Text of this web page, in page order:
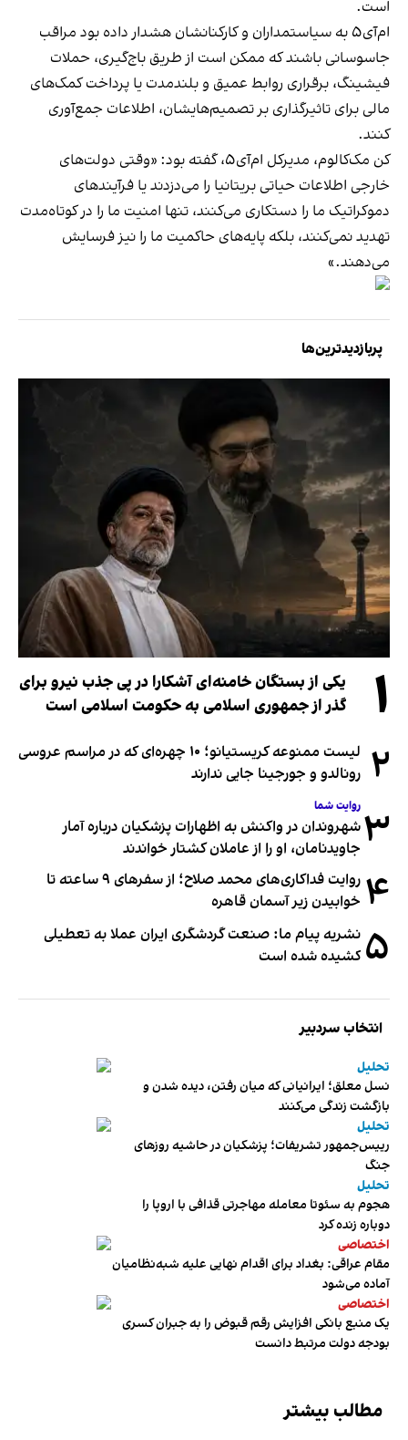
است.
ام‌آی‌۵ به سیاستمداران و کارکنانشان هشدار داده بود مراقب
جاسوسانی باشند که ممکن است از طریق باج‌گیری، حملات
فیشینگ، برقراری روابط عمیق و بلندمدت یا پرداخت کمک‌های
مالی برای تاثیرگذاری بر تصمیم‌هایشان، اطلاعات جمع‌آوری
کنند.
کن مک‌کالوم، مدیرکل ام‌آی‌۵، گفته بود: «وقتی دولت‌های
خارجی اطلاعات حیاتی بریتانیا را می‌دزدند یا فرآیندهای
دموکراتیک ما را دستکاری می‌کنند، تنها امنیت ما را در کوتاه‌مدت
تهدید نمی‌کنند، بلکه پایه‌های حاکمیت ما را نیز فرسایش
می‌دهند.»
پربازدیدترین‌ها
۱
یکی از بستگان خامنه‌ای آشکارا در پی جذب نیرو برای
گذر از جمهوری اسلامی به حکومت اسلامی است
۲
لیست ممنوعه کریستیانو؛ ۱۰ چهره‌ای که در مراسم عروسی
رونالدو و جورجینا جایی ندارند
۳ روایت شما
شهروندان در واکنش به اظهارات پزشکیان درباره آمار
جاویدنامان، او را از عاملان کشتار خواندند
۴
روایت فداکاری‌های محمد صلاح؛ از سفرهای ۹ ساعته تا
خوابیدن زیر آسمان قاهره
۵ نشریه پیام ما: صنعت گردشگری ایران عملا به تعطیلی
کشیده شده است
انتخاب سردبیر
تحلیل
نسل معلق؛ ایرانیانی که میان رفتن، دیده شدن و
بازگشت زندگی می‌کنند
تحلیل
رییس‌جمهور تشریفات؛ پزشکیان در حاشیه روزهای
جنگ
تحلیل
هجوم به سئوتا معامله مهاجرتی قذافی با اروپا را
دوباره زنده کرد
اختصاصی
مقام عراقی: بغداد برای اقدام نهایی علیه شبه‌نظامیان
آماده می‌شود
اختصاصی
یک منبع بانکی افزایش رقم قبوض را به جبران کسری
بودجه دولت مرتبط دانست
مطالب بیشتر